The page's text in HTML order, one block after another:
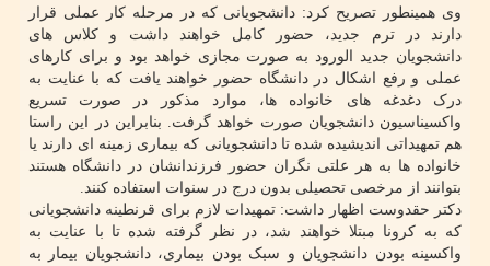
وی همینطور تصریح کرد: دانشجویانی که در مرحله کار عملی قرار
دارند در ترم جدید، حضور کامل خواهند داشت و کلاس های
دانشجویان جدید الورود به صورت مجازی خواهد بود و برای کارهای
عملی و رفع اشکال در دانشگاه حضور خواهند یافت که با عنایت به
درک دغدغه های خانواده ها، موارد مذکور در صورت تسریع
واکسیناسیون دانشجویان صورت خواهد گرفت. بنابراین در این راستا
هم تمهیداتی اندیشیده شده تا دانشجویانی که بیماری زمینه ای دارند یا
خانواده ها به هر علتی نگران حضور فرزندانشان در دانشگاه هستند
بتوانند از مرخصی تحصیلی بدون درج در سنوات استفاده کنند.
دکتر حقدوست اظهار داشت: تمهیدات لازم برای قرنطینه دانشجویانی
که به کرونا مبتلا خواهند شد، در نظر گرفته شده تا با عنایت به
واکسینه بودن دانشجویان و سبک بودن بیماری، دانشجویان بیمار به